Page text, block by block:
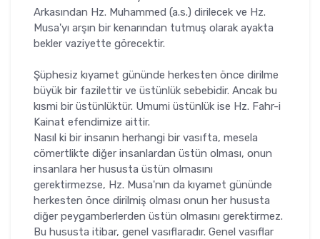
Arkasından Hz. Muhammed (a.s.) dirilecek ve Hz.
Mu­sa'yı arşın bir kenarından tutmuş olarak ayakta
bekler vaziyette görecek­tir.
Şüphesiz kıyamet gününde herkesten önce dirilme
büyük bir fazilettir ve üstünlük sebebidir. Ancak bu
kısmi bir üstünlüktür. Umumi üstünlük ise Hz. Fahr-i
Kainat efendimize aittir.
Nasıl ki bir insanın herhangi bir vasıfta, mesela
cömertlikte diğer in­sanlardan üstün olması, onun
insanlara her hususta üstün olmasını
gerektirmezse, Hz. Musa'nın da kıyamet gününde
herkesten önce dirilmiş ol­ması onun her hususta
diğer peygamberlerden üstün olmasını gerektir­mez.
Bu hususta itibar, genel vasıflaradır. Genel vasıflar